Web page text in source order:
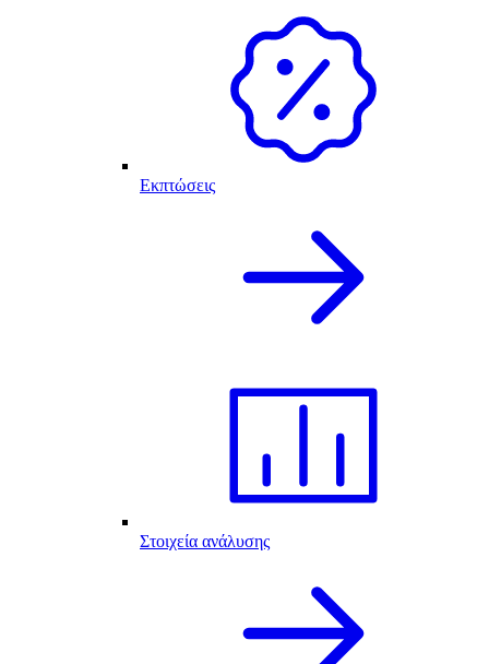
Εκπτώσεις
Στοιχεία ανάλυσης